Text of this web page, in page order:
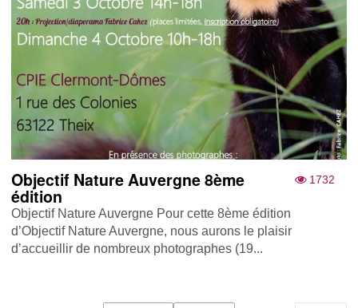
1732
Objectif Nature Auvergne 8ème
édition
Objectif Nature Auvergne Pour cette 8ème édition
d’Objectif Nature Auvergne, nous aurons le plaisir
d’accueillir de nombreux photographes (19...